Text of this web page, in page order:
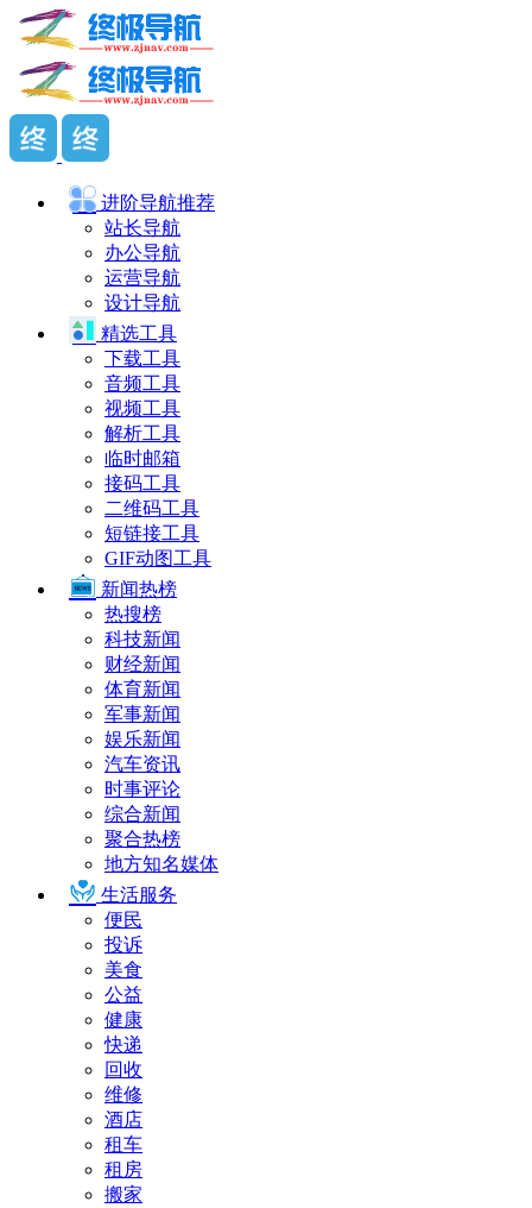
进阶导航推荐
站长导航
办公导航
运营导航
设计导航
精选工具
下载工具
音频工具
视频工具
解析工具
临时邮箱
接码工具
二维码工具
短链接工具
GIF动图工具
新闻热榜
热搜榜
科技新闻
财经新闻
体育新闻
军事新闻
娱乐新闻
汽车资讯
时事评论
综合新闻
聚合热榜
地方知名媒体
生活服务
便民
投诉
美食
公益
健康
快递
回收
维修
酒店
租车
租房
搬家